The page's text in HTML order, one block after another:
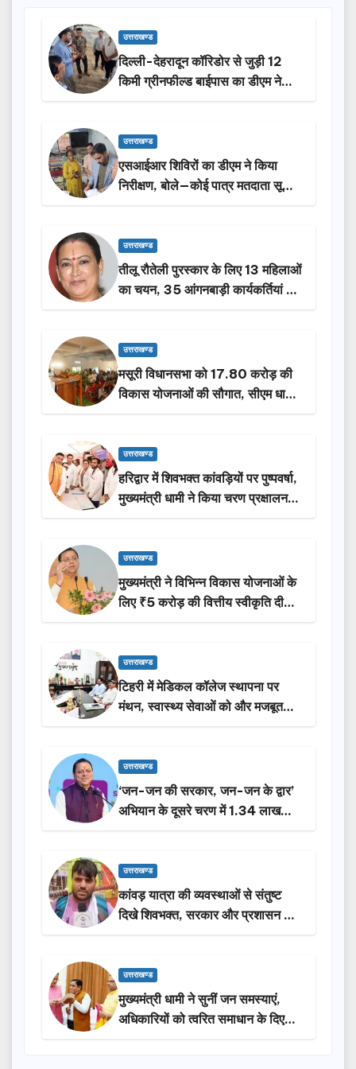
उत्तराखण्ड
दिल्ली-देहरादून कॉरिडोर से जुड़ी 12
किमी ग्रीनफील्ड बाईपास का डीएम ने
किया निरीक्षण…
उत्तराखण्ड
एसआईआर शिविरों का डीएम ने किया
निरीक्षण, बोले—कोई पात्र मतदाता सूची
से न छूटे…
उत्तराखण्ड
तीलू रौतेली पुरस्कार के लिए 13 महिलाओं
का चयन, 35 आंगनबाड़ी कार्यकर्तियां भी
होंगी सम्मानित…
उत्तराखण्ड
मसूरी विधानसभा को 17.80 करोड़ की
विकास योजनाओं की सौगात, सीएम धामी
ने किया लोकार्पण-शिलान्यास.
उत्तराखण्ड
हरिद्वार में शिवभक्त कांवड़ियों पर पुष्पवर्षा,
मुख्यमंत्री धामी ने किया चरण प्रक्षालन…
उत्तराखण्ड
मुख्यमंत्री ने विभिन्न विकास योजनाओं के
लिए ₹5 करोड़ की वित्तीय स्वीकृति दी…
उत्तराखण्ड
टिहरी में मेडिकल कॉलेज स्थापना पर
मंथन, स्वास्थ्य सेवाओं को और मजबूत
करेगी सरकार: मुख्यमंत्री धामी…
उत्तराखण्ड
‘जन-जन की सरकार, जन-जन के द्वार’
अभियान के दूसरे चरण में 1.34 लाख
लोगों की भागीदारी…
उत्तराखण्ड
कांवड़ यात्रा की व्यवस्थाओं से संतुष्ट
दिखे शिवभक्त, सरकार और प्रशासन की
सराहना…
उत्तराखण्ड
मुख्यमंत्री धामी ने सुनीं जन समस्याएं,
अधिकारियों को त्वरित समाधान के दिए
निर्देश